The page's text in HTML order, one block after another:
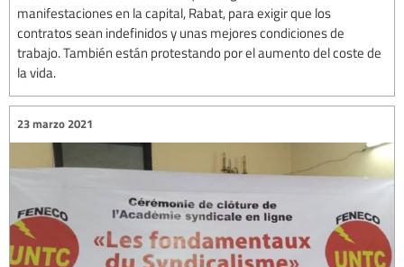
manifestaciones en la capital, Rabat, para exigir que los
contratos sean indefinidos y unas mejores condiciones de
trabajo. También están protestando por el aumento del coste de
la vida.
23 marzo 2021